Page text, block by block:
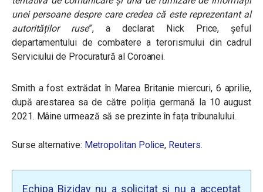
unei persoane despre care credea că este reprezentant al
autorităților ruse”, a declarat Nick Price, șeful
departamentului de combatere a terorismului din cadrul
Serviciului de Procuratură al Coroanei.
Smith a fost extrădat în Marea Britanie miercuri, 6 aprilie,
după arestarea sa de către poliția germană la 10 august
2021. Mâine urmează să se prezinte în fața tribunalului.
Surse alternative: Metropolitan Police, Reuters.
Echipa Biziday nu a solicitat și nu a acceptat